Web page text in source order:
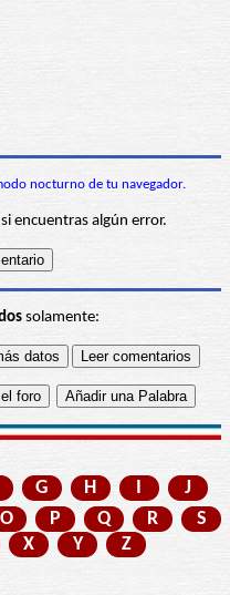
nocturno de tu navegador.
encuentras algún error.
solamente:
G H
J
O P Q R
S
X Y Z